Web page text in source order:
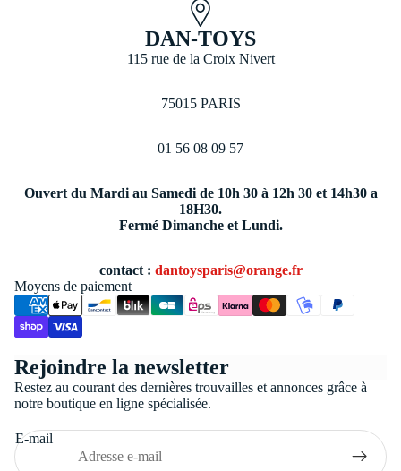
DAN-TOYS
115 rue de la Croix Nivert
75015 PARIS
01 56 08 09 57
Ouvert du Mardi au Samedi de 10h 30 à 12h 30 et 14h30 a
18H30.
Fermé Dimanche et Lundi.
contact : dantoysparis@orange.fr
Moyens de paiement
Rejoindre la newsletter
Restez au courant des dernières trouvailles et annonces grâce à
notre boutique en ligne spécialisée.
E-mail
Conditions générales de vente
Coordonnées
Politique d’expédition